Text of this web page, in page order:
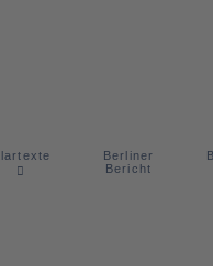
Berliner
Bericht